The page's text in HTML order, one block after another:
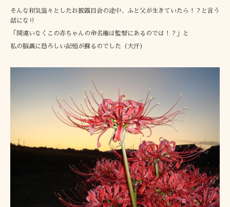
そんな和気藹々としたお披露目会の途中、ふと父が生きていたら！？と言う
話になり
「間違いなくこの赤ちゃんの命名権は監督にあるのでは！？」と
私の脳裏に恐ろしい記憶が蘇るのでした（大汗）